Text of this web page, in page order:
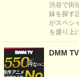
渋谷で街
妹を探す
がスペシ
を盛り上
DMM